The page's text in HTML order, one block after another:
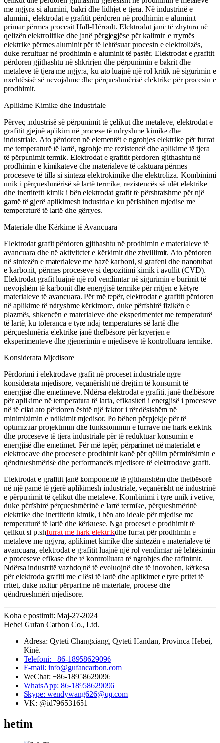
me ngjyra si alumini, bakri dhe lidhjet e tjera. Në industrinë e
aluminit, elektrodat e grafitit përdoren në prodhimin e aluminit
primar përmes procesit Hall-Héroult. Elektrodat janë të zhytura në
qelizën elektrolitike dhe janë përgjegjëse për kalimin e rrymës
elektrike përmes aluminit për të lehtësuar procesin e elektrolizës,
duke rezultuar në prodhimin e aluminit të pastër. Elektrodat e grafitit
përdoren gjithashtu në shkrirjen dhe përpunimin e bakrit dhe
metaleve të tjera me ngjyra, ku ato luajnë një rol kritik në sigurimin e
nxehtësisë së nevojshme dhe përçueshmërisë elektrike për procesin e
prodhimit.
Aplikime Kimike dhe Industriale
Përveç industrisë së përpunimit të çelikut dhe metaleve, elektrodat e
grafitit gjejnë aplikim në procese të ndryshme kimike dhe
industriale. Ato përdoren në elementët e ngrohjes elektrike për furrat
me temperaturë të lartë, ngrohje me rezistencë dhe aplikime të tjera
të përpunimit termik. Elektrodat e grafitit përdoren gjithashtu në
prodhimin e kimikateve dhe materialeve të caktuara përmes
proceseve të tilla si sinteza elektrokimike dhe elektroliza. Kombinimi
unik i përçueshmërisë së lartë termike, rezistencës së ulët elektrike
dhe inertitetit kimik i bën elektrodat grafit të përshtatshme për një
gamë të gjerë aplikimesh industriale ku përfshihen mjedise me
temperaturë të lartë dhe gërryes.
Materiale dhe Kërkime të Avancuara
Elektrodat grafit përdoren gjithashtu në prodhimin e materialeve të
avancuara dhe në aktivitetet e kërkimit dhe zhvillimit. Ato përdoren
në sintezën e materialeve me bazë karboni, si grafeni dhe nanotubat
e karbonit, përmes proceseve si depozitimi kimik i avullit (CVD).
Elektrodat grafit luajnë një rol vendimtar në sigurimin e burimit të
nevojshëm të karbonit dhe energjisë termike për rritjen e këtyre
materialeve të avancuara. Për më tepër, elektrodat e grafitit përdoren
në aplikime të ndryshme kërkimore, duke përfshirë fizikën e
plazmës, shkencën e materialeve dhe eksperimentet me temperaturë
të lartë, ku toleranca e tyre ndaj temperaturës së lartë dhe
përçueshmëria elektrike janë thelbësore për kryerjen e
eksperimenteve dhe gjenerimin e mjediseve të kontrolluara termike.
Konsiderata Mjedisore
Përdorimi i elektrodave grafit në proceset industriale ngre
konsiderata mjedisore, veçanërisht në drejtim të konsumit të
energjisë dhe emetimeve. Ndërsa elektrodat e grafitit janë thelbësore
për aplikime në temperatura të larta, efikasiteti i energjisë i proceseve
në të cilat ato përdoren është një faktor i rëndësishëm në
minimizimin e ndikimit mjedisor. Po bëhen përpjekje për të
optimizuar projektimin dhe funksionimin e furrave me hark elektrik
dhe proceseve të tjera industriale për të reduktuar konsumin e
energjisë dhe emetimet. Për më tepër, përparimet në materialet e
elektrodave dhe proceset e prodhimit kanë për qëllim përmirësimin e
qëndrueshmërisë dhe performancës mjedisore të elektrodave grafit.
Elektrodat e grafitit janë komponentë të gjithanshëm dhe thelbësorë
në një gamë të gjerë aplikimesh industriale, veçanërisht në industrinë
e përpunimit të çelikut dhe metaleve. Kombinimi i tyre unik i vetive,
duke përfshirë përçueshmërinë e lartë termike, përçueshmërinë
elektrike dhe inertitetin kimik, i bën ato ideale për mjedise me
temperaturë të lartë dhe kërkuese. Nga proceset e prodhimit të
çelikut si p.shfurrat me hark elektrikdhe furrat për prodhimin e
metaleve me ngjyra, aplikimet kimike dhe sintezën e materialeve të
avancuara, elektrodat e grafitit luajnë një rol vendimtar në lehtësimin
e proceseve efikase dhe të kontrolluara të ngrohjes dhe rafinimit.
Ndërsa industritë vazhdojnë të evoluojnë dhe të inovohen, kërkesa
për elektroda grafiti me cilësi të lartë dhe aplikimet e tyre pritet të
rritet, duke nxitur përparime në materiale, procese dhe
qëndrueshmëri mjedisore.
Koha e postimit: Maj-27-2024
Hebei Gufan Carbon Co., Ltd.
Adresa: Qyteti Changxiang, Qyteti Handan, Provinca Hebei,
Kinë.
Telefoni: +86-18958629096
E-mail: info@gufancarbon.com
WeChat: +86-18958629096
WhatsApp: 86-18958629096
Skype: wendywang626@qq.com
VK: @id796531651
hetim